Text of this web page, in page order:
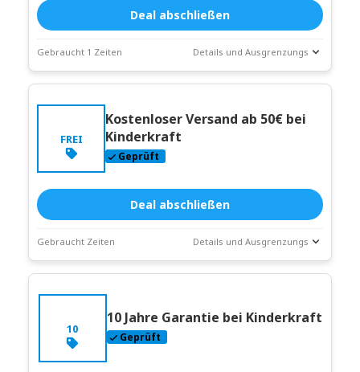
Deal abschließen
Gebraucht 1 Zeiten Details und Ausgrenzungs
Deal-
Coupon-Beschreibung
FREI
Kostenloser Versand ab 50€ bei
Kinderkraft
Geprüft
Deal abschließen
Gebraucht Zeiten Details und Ausgrenzungs
Deal-
Coupon-Beschreibung
10
10 Jahre Garantie bei Kinderkraft
Geprüft